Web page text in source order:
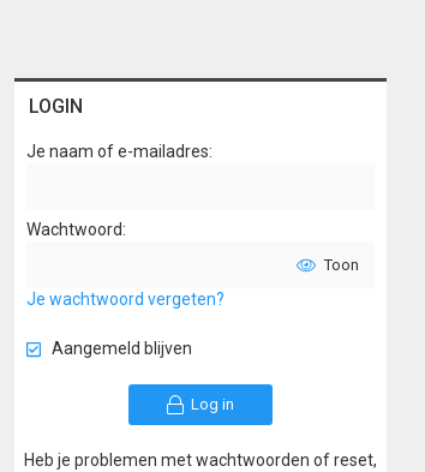
LOGIN
Je naam of e-mailadres
Wachtwoord
Toon
Je wachtwoord vergeten?
Aangemeld blijven
Log in
Heb je problemen met wachtwoorden of reset,